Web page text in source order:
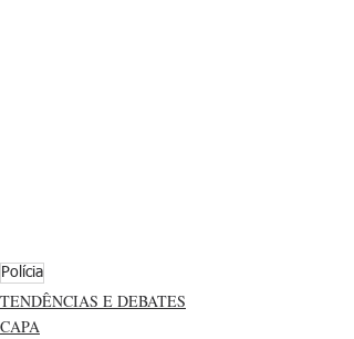
Polícia
TENDÊNCIAS E DEBATES
CAPA